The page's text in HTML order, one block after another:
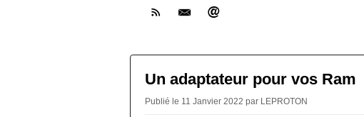
Un adaptateur pour vos Ram
Publié le 11 Janvier 2022 par LEPROTON